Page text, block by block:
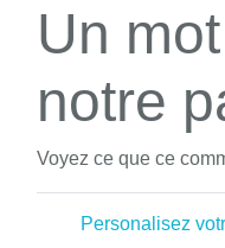
Un
notre
Voyez ce que ce
Personalisez